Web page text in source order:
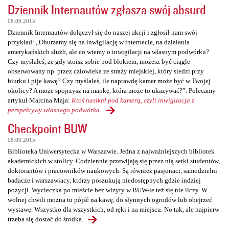
Dziennik Internautów zgłasza swój absurd
08.09.2015
Dziennik Internautów dołączył się do naszej akcji i zgłosił nam swój
przykład: „Oburzamy się na inwigilację w internecie, na działania
amerykańskich służb, ale co wiemy o inwigilacji na własnym podwórku?
Czy myślałeś, że gdy stoisz sobie pod blokiem, możesz być ciągle
obserwowany np. przez człowieka ze straży miejskiej, który siedzi przy
biurku i pije kawę? Czy myślałeś, ile naprawdę kamer może być w Twojej
okolicy? A może spojrzysz na mapkę, która może to ukazywać?”. Polecamy
artykuł Marcina Maja: Ktoś nasikał pod kamerą, czyli inwigilacja z
perspektywy własnego podwórka
Checkpoint BUW
08.09.2015
Biblioteka Uniwersytecka w Warszawie. Jedna z najważniejszych bibliotek
akademickich w stolicy. Codziennie przewijają się przez nią setki studentów,
doktorantów i pracowników naukowych. Są również pasjonaci, samodzielni
badacze i warszawiacy, którzy poszukują niedostępnych gdzie indziej
pozycji. Wycieczka po mieście bez wizyty w BUW-ie też się nie liczy. W
wolnej chwili można tu pójść na kawę, do słynnych ogrodów lub obejrzeć
wystawę. Wszystko dla wszystkich, od ręki i na miejscu. No tak, ale najpierw
trzeba się dostać do środka.